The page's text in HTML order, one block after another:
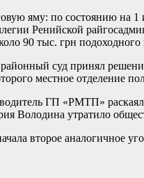
яму: по состоянию на
Ренийской
90 тыс. грн
суд принял
местное отделение
ГП «РМТП»
Володина утратило
второе аналогичное